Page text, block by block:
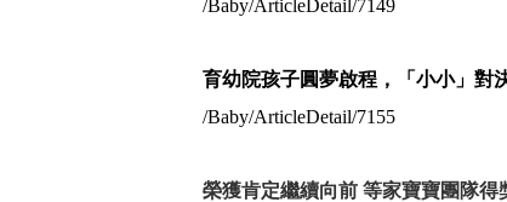
/Baby/ArticleDetail/7149
育幼院孩子圓夢啟程，「小小」對
/Baby/ArticleDetail/7155
榮獲肯定繼續向前 等家寶寶團隊得